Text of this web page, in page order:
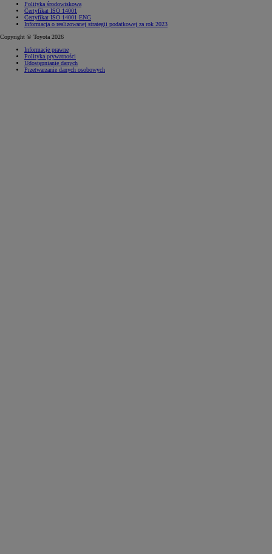
Polityka środowiskowa
Certyfikat ISO 14001
Certyfikat ISO 14001 ENG
Informacja o realizowanej strategii podatkowej za rok 2023
Copyright © Toyota 2026
Informacje prawne
Polityka prywatności
Udostępnianie danych
Przetwarzanie danych osobowych